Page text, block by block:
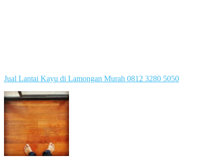
Jual Lantai Kayu di Lamongan Murah 0812 3280 5050